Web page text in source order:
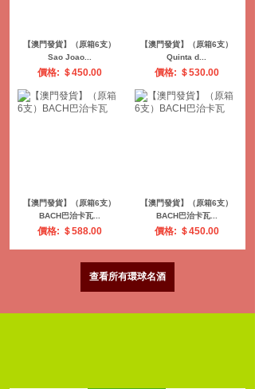
查看所有環球名酒
【澳門發貨】（原箱6支）
Sao Joao...
價格: ＄450.00
【澳門發貨】（原箱6支）
Quinta d...
價格: ＄530.00
【澳門發貨】（原箱6支）
BACH巴治卡瓦...
價格: ＄588.00
【澳門發貨】（原箱6支）
BACH巴治卡瓦...
價格: ＄450.00